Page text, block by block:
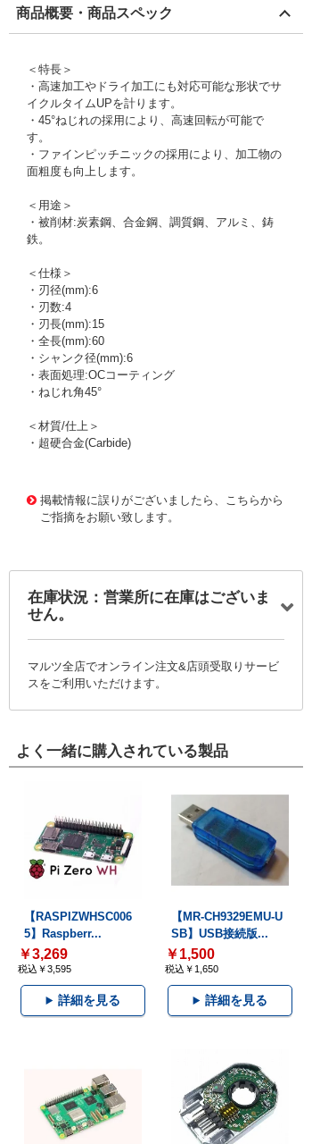
商品概要・商品スペック
＜特長＞
・高速加工やドライ加工にも対応可能な形状でサ
イクルタイムUPを計ります。
・45°ねじれの採用により、高速回転が可能で
す。
・ファインピッチニックの採用により、加工物の
面粗度も向上します。
＜用途＞
・被削材:炭素鋼、合金鋼、調質鋼、アルミ、鋳
鉄。
＜仕様＞
・刃径(mm):6
・刃数:4
・刃長(mm):15
・全長(mm):60
・シャンク径(mm):6
・表面処理:OCコーティング
・ねじれ角45°
＜材質/仕上＞
・超硬合金(Carbide)
掲載情報に誤りがございましたら、こちらから
ご指摘をお願い致します。
在庫状況：営業所に在庫はございま
せん。
マルツ全店でオンライン注文&店頭受取りサービ
スをご利用いただけます。
よく一緒に購入されている製品
【RASPIZWHSC006
5】Raspberr...
￥3,269
税込￥3,595
詳細を見る
【MR-CH9329EMU-U
SB】USB接続版...
￥1,500
税込￥1,650
詳細を見る